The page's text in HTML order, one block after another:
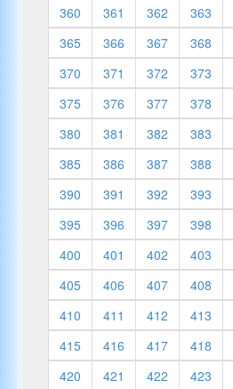
360
361 362 363
365
366 367 368
370
371 372 373
375
376 377 378
380
381 382 383
385
386 387 388
390
391 392 393
395
396 397 398
400
401 402 403
405
406 407 408
410
411 412 413
415
416 417 418
420
421 422 423